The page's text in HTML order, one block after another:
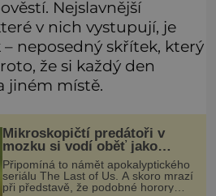
Nejslavnější
v nich vystupují, je
– neposedný skřítek, který
že si každý den
jiném místě.
Mikroskopičtí predátoři v
mozku si vodí oběť jako
loutku
Připomíná to námět apokalyptického
seriálu The Last of Us. A skoro mrazí
při představě, že podobné horory